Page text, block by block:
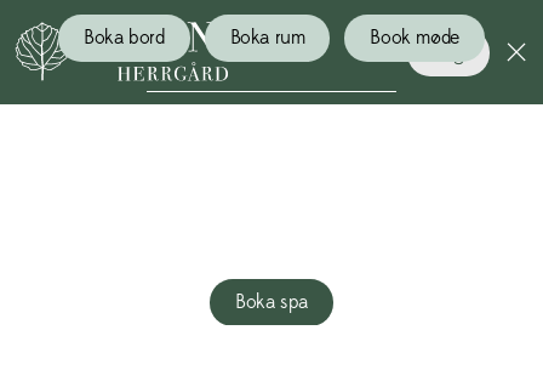
Bog
Boka bord Boka rum Book møde
Boka spa